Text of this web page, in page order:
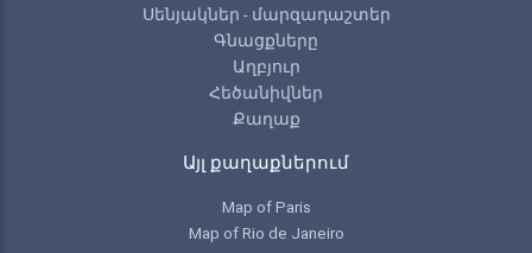
Սենյակներ - մարզադաշտեր
Գնացքները
Աղբյուր
Հեծանիվներ
Քաղաք
Այլ քաղաքներում
Map of Paris
Map of Rio de Janeiro